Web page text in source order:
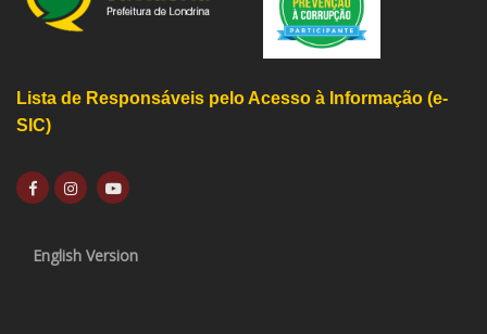
Lista de Responsáveis pelo Acesso à Informação (e-
SIC)
English Version